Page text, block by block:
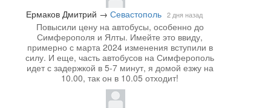
Ермаков Дмитрий → Севастополь 2 дня назад
Повысили цену на автобусы, особенно до
Симферополя и Ялты. Имейте это ввиду,
примерно с марта 2024 изменения вступили в
силу. И еще, часть автобусов на Симферополь
идет с задержкой в 5-7 минут, я домой езжу на
10.00, так он в 10.05 отходит!